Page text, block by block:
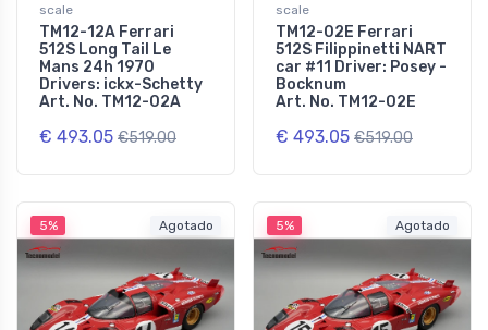
scale
TM12-12A Ferrari
512S Long Tail Le
Mans 24h 1970
Drivers: ickx-Schetty
Art. No. TM12-02A
€ 493.05 €519.00
scale
TM12-02E Ferrari
512S Filippinetti NART
car #11 Driver: Posey -
Bocknum
Art. No. TM12-02E
€ 493.05 €519.00
5% Agotado 5% Agotado